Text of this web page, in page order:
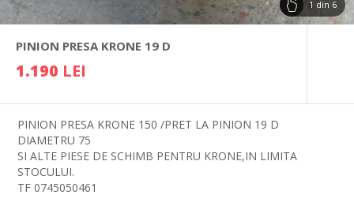
1 din 6
PINION PRESA KRONE 19 D
1.190 LEI
PINION PRESA KRONE 150 /PRET LA PINION 19 D
DIAMETRU 75
SI ALTE PIESE DE SCHIMB PENTRU KRONE,IN LIMITA
STOCULUI.
TF 0745050461